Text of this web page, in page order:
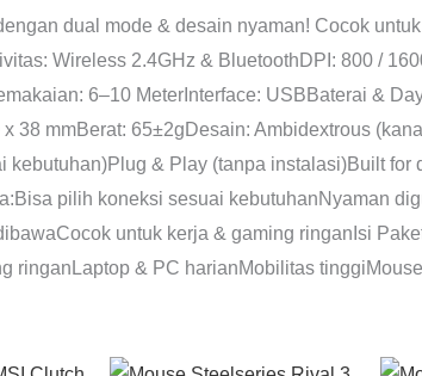
dual mode & desain nyaman! Cocok
Wireless 2.4GHz & BluetoothDPI: 800 /
6–10 MeterInterface: USBBaterai &
38 mmBerat: 65±2gDesain: Ambidextrous
kebutuhan)Plug & Play (tanpa instalasi)Built
pilih koneksi sesuai kebutuhanNyaman
untuk kerja & gaming ringanIsi
ringanLaptop & PC harianMobilitas